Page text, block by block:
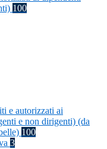
100
e autorizzati ai
e non dirigenti) (da
100
3